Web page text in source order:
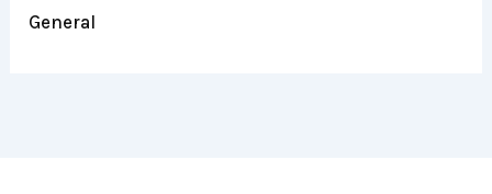
General